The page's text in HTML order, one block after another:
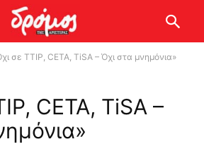
σε ΤΤΙP, CETA, TiSA – Όχι στα μνημόνια»
CETA, TiSA –